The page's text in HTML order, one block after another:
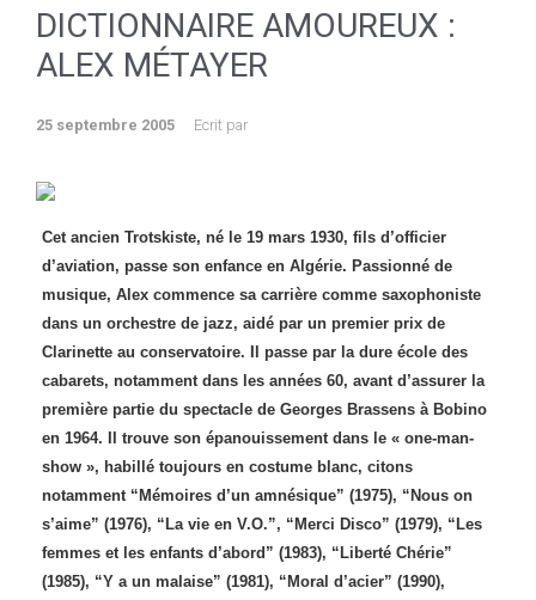
DICTIONNAIRE AMOUREUX :
ALEX MÉTAYER
25 septembre 2005 Ecrit par
Cet ancien Trotskiste, né le 19 mars 1930, fils d’officier
d’aviation, passe son enfance en Algérie. Passionné de
musique, Alex commence sa carrière comme saxophoniste
dans un orchestre de jazz, aidé par un premier prix de
Clarinette au conservatoire. Il passe par la dure école des
cabarets, notamment dans les années 60, avant d’assurer la
première partie du spectacle de Georges Brassens à Bobino
en 1964. Il trouve son épanouissement dans le « one-man-
show », habillé toujours en costume blanc, citons
notamment “Mémoires d’un amnésique” (1975), “Nous on
s’aime” (1976), “La vie en V.O.”, “Merci Disco” (1979), “Les
femmes et les enfants d’abord” (1983), “Liberté Chérie”
(1985), “Y a un malaise” (1981), “Moral d’acier” (1990),